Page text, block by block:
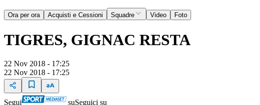
Ora per ora Acquisti e Cessioni Squadre Video Foto
TIGRES, GIGNAC RESTA
22 Nov 2018 - 17:25
22 Nov 2018 - 17:25
Segui suSeguici su